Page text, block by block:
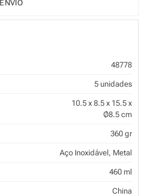
ENVIO
48778
5 unidades
10.5 x 8.5 x 15.5 x
Ø8.5 cm
360 gr
Aço Inoxidável, Metal
460 ml
China